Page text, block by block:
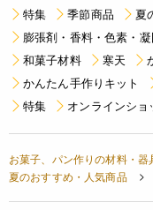
特集 季節商品
夏
膨張剤・香料・色素・
和菓子材料
寒天
かんたん手作りキット
特集
オンラインショ
お菓子、パン作りの材料・器
夏のおすすめ・人気商品